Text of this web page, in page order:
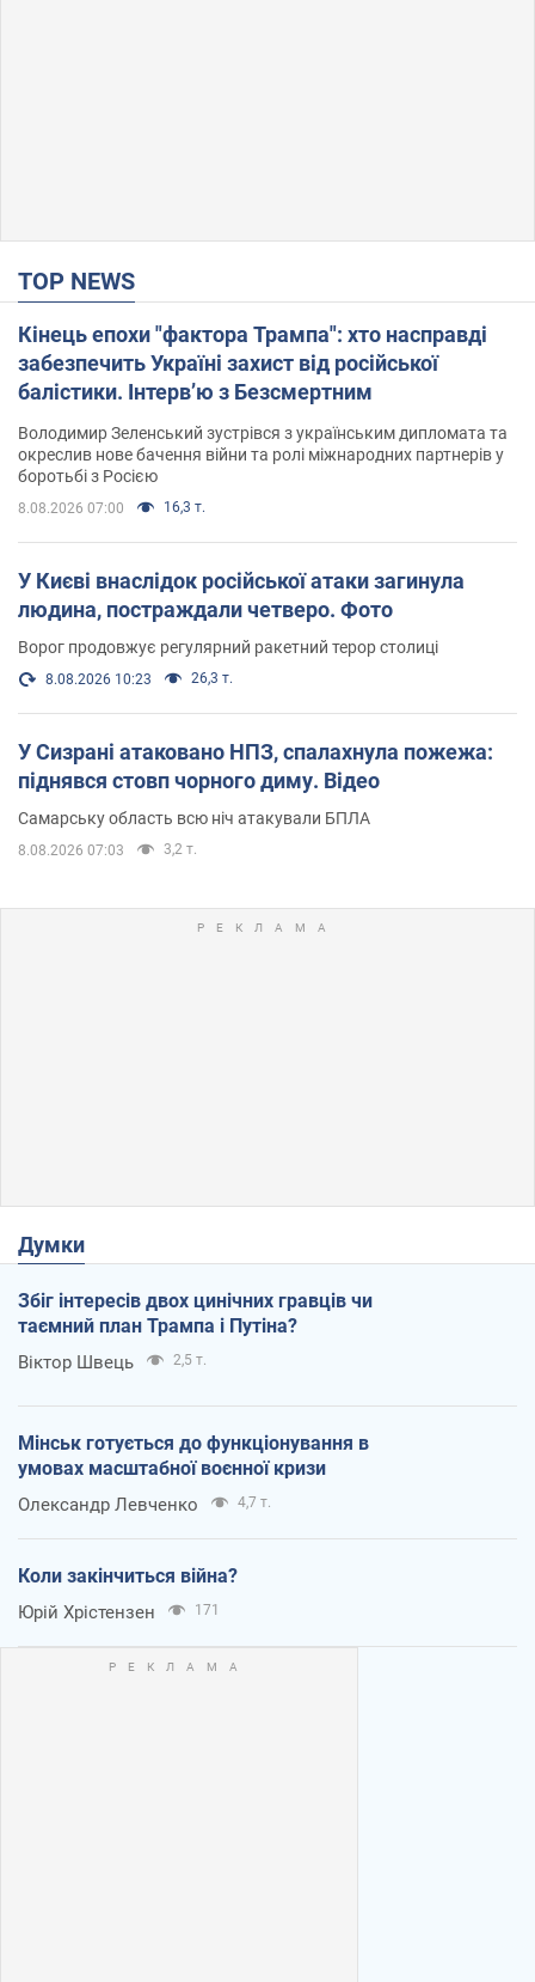
TOP NEWS
Кінець епохи "фактора Трампа": хто насправді
забезпечить Україні захист від російської
балістики. Інтерв’ю з Безсмертним
Володимир Зеленський зустрівся з українським дипломата та
окреслив нове бачення війни та ролі міжнародних партнерів у
боротьбі з Росією
8.08.2026 07:00 16,3 т.
У Києві внаслідок російської атаки загинула
людина, постраждали четверо. Фото
Ворог продовжує регулярний ракетний терор столиці
8.08.2026 10:23 26,3 т.
У Сизрані атаковано НПЗ, спалахнула пожежа:
піднявся стовп чорного диму. Відео
Самарську область всю ніч атакували БПЛА
8.08.2026 07:03 3,2 т.
Думки
Збіг інтересів двох цинічних гравців чи
таємний план Трампа і Путіна?
Віктор Швець 2,5 т.
Мінськ готується до функціонування в
умовах масштабної воєнної кризи
Олександр Левченко 4,7 т.
Коли закінчиться війна?
Юрій Хрістензен 171